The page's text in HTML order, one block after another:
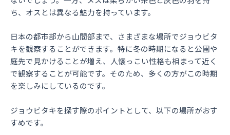
ち、オスとは異なる魅力を持っています。
日本の都市部から山間部まで、さまざまな場所でジョウビタ
キを観察することができます。特に冬の時期になると公園や
庭先で見かけることが増え、人懐っこい性格も相まって近く
で観察することが可能です。そのため、多くの方がこの時期
を楽しみにしているのです。
ジョウビタキを探す際のポイントとして、以下の場所がおす
すめです。